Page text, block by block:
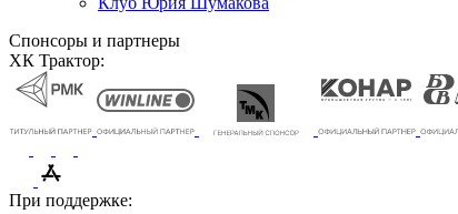
Спонсоры и партнеры
ХК Трактор:
При поддержке: